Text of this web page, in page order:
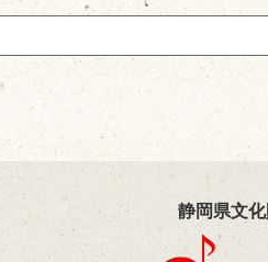
静岡県文